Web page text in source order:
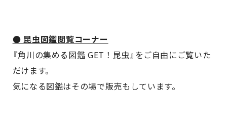
● 昆虫図鑑閲覧コーナー
『角川の集める図鑑 GET！昆虫』をご自由にご覧いた
だけます。
気になる図鑑はその場で販売もしています。